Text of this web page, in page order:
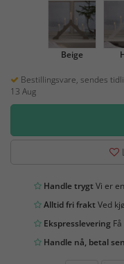
Beige
Bestillingsvare, sendes
13 Aug
Handle trygtVi er
Alltid fri fraktVed
Ekspresslevering
Handle nå, betal